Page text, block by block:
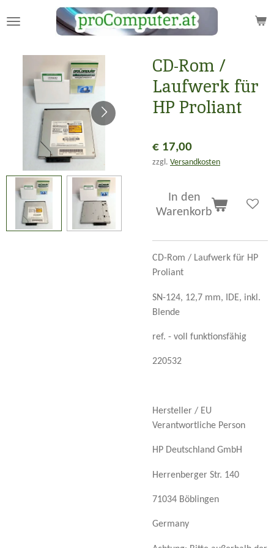
Hauptinhalt
CD-Rom /
Laufwerk für
HP Proliant
€ 17,00
zzgl. Versandkosten
In den
Warenkorb
CD-Rom / Laufwerk für HP
Proliant
SN-124, 12,7 mm, IDE, inkl.
Blende
ref. - voll funktionsfähig
220532
Hersteller / EU
Verantwortliche Person
HP Deutschland GmbH
Herrenberger Str. 140
71034 Böblingen
Germany